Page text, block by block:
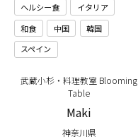
ヘルシー食
イタリア
和食
中国
韓国
スペイン
武蔵小杉・料理教室 Blooming
Table
Maki
神奈川県